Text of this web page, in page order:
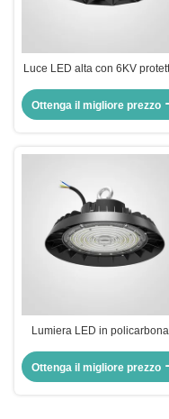
Luce LED alta con 6KV
potenza
Ottenga il migliore prezzo
Lumiera LED in
da 6KV SMD2835 240W
Ottenga il migliore prezzo